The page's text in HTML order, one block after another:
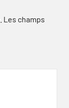
Les champs